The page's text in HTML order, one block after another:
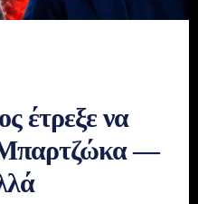
έτρεξε να
Μπαρτζώκα —